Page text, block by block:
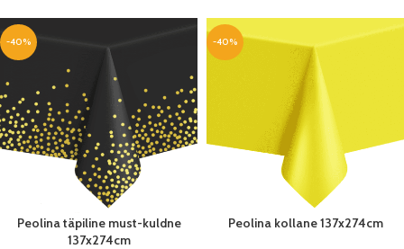
-40%
Peolina täpiline must-kuldne
137x274cm
-40%
Peolina kollane 137x274cm